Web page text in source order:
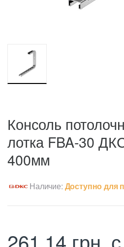
Консоль
лотка FBA-30
400мм
Наличие: Доступно для